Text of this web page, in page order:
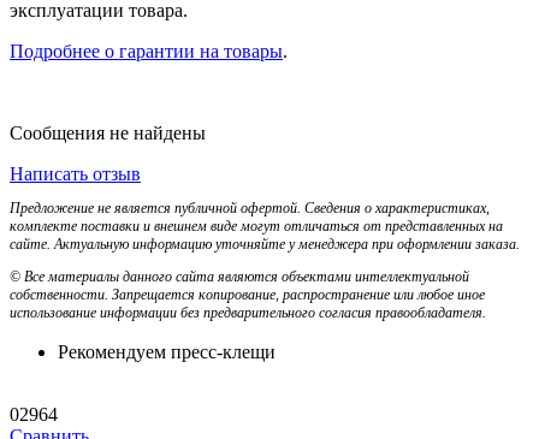
эксплуатации товара.
Подробнее о гарантии на товары.
Сообщения не найдены
Написать отзыв
Предложение не является публичной офертой. Сведения о характеристиках,
комплекте поставки и внешнем виде могут отличаться от представленных на
сайте. Актуальную информацию уточняйте у менеджера при оформлении заказа.
© Все материалы данного сайта являются объектами интеллектуальной
собственности. Запрещается копирование, распространение или любое иное
использование информации без предварительного согласия правообладателя.
Рекомендуем пресс-клещи
02964